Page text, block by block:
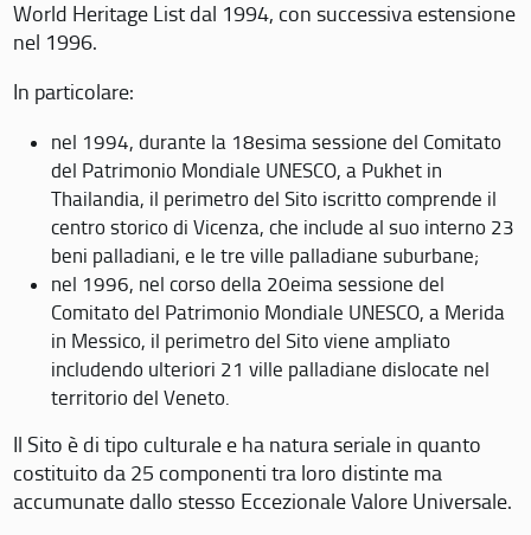
World Heritage List dal 1994, con successiva estensione
nel 1996.
In particolare:
nel 1994, durante la 18esima sessione del Comitato
del Patrimonio Mondiale UNESCO, a Pukhet in
Thailandia, il perimetro del Sito iscritto comprende il
centro storico di Vicenza, che include al suo interno 23
beni palladiani, e le tre ville palladiane suburbane;
nel 1996, nel corso della 20eima sessione del
Comitato del Patrimonio Mondiale UNESCO, a Merida
in Messico, il perimetro del Sito viene ampliato
includendo ulteriori 21 ville palladiane dislocate nel
territorio del Veneto.
Il Sito è di tipo culturale e ha natura seriale in quanto
costituito da 25 componenti tra loro distinte ma
accumunate dallo stesso Eccezionale Valore Universale.